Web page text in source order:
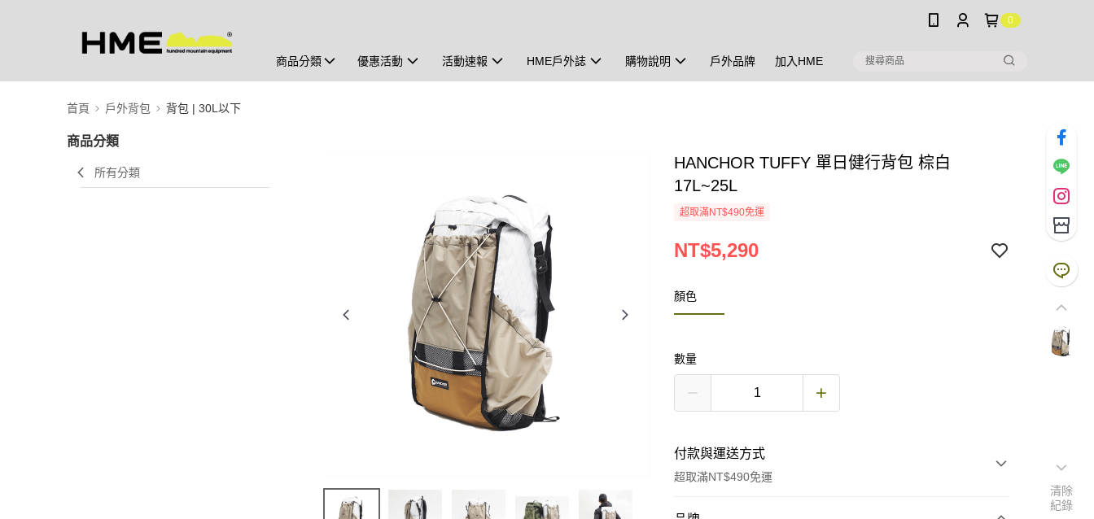
0
商品分類 優惠活動 活動速報 HME戶外誌 購物說明 戶外品牌 加入HME
首頁 戶外背包 背包 | 30L以下
商品分類
所有分類
HANCHOR TUFFY 單日健行背包 棕白
17L~25L
超取滿NT$490免運
NT$5,290
顏色
數量
付款與運送方式
超取滿NT$490免運
清除
紀錄